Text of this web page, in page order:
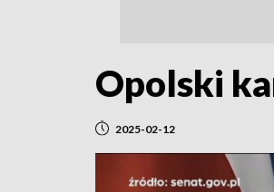
Opolski
2025-02-12